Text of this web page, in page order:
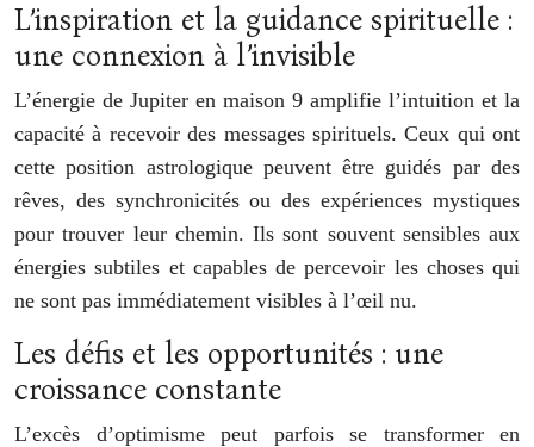
L’inspiration et la guidance spirituelle :
une connexion à l’invisible
L’énergie de Jupiter en maison 9 amplifie l’intuition et la
capacité à recevoir des messages spirituels. Ceux qui ont
cette position astrologique peuvent être guidés par des
rêves, des synchronicités ou des expériences mystiques
pour trouver leur chemin. Ils sont souvent sensibles aux
énergies subtiles et capables de percevoir les choses qui
ne sont pas immédiatement visibles à l’œil nu.
Les défis et les opportunités : une
croissance constante
L’excès d’optimisme peut parfois se transformer en